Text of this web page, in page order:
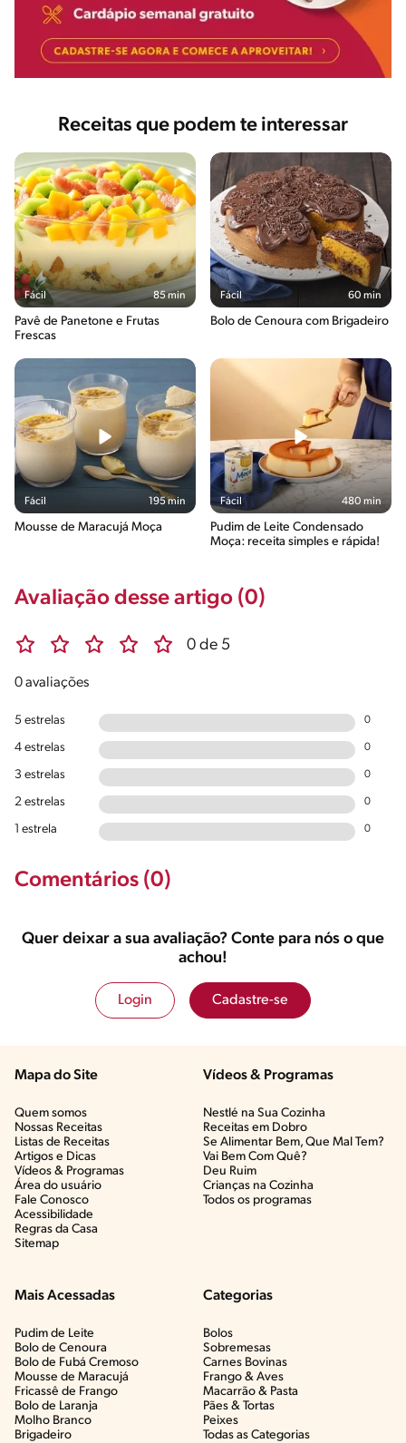
Receitas que podem te interessar
Fácil 85 min
Pavê de Panetone e Frutas
Frescas
Fácil 60 min
Bolo de Cenoura com Brigadeiro
Fácil 195 min
Mousse de Maracujá Moça
Fácil 480 min
Pudim de Leite Condensado
Moça: receita simples e rápida!
Avaliação desse artigo (0)
0 de 5
0 avaliações
5 estrelas 0
4 estrelas 0
3 estrelas 0
2 estrelas 0
1 estrela 0
Comentários (0)
Quer deixar a sua avaliação? Conte para nós o que
achou!
Login Cadastre-se
Mapa do Site
Quem somos
Nossas Receitas
Listas de Receitas​
Artigos e Dicas​
Vídeos & Programas​
Área do usuário
Fale Conosco
Acessibilidade
Regras da Casa
Sitemap
Vídeos & Programas​
Nestlé na Sua Cozinha
Receitas em Dobro
Se Alimentar Bem, Que Mal Tem?​
Vai Bem Com Quê?​
Deu Ruim​
Crianças na Cozinha​
Todos os programas
Mais Acessadas
Pudim de Leite
Bolo de Cenoura
Bolo de Fubá Cremoso
Mousse de Maracujá
Fricassê de Frango
Bolo de Laranja
Molho Branco
Brigadeiro
Categorias
Bolos
Sobremesas
Carnes Bovinas​
Frango & Aves​
Macarrão & Pasta​
Pães & Tortas​
Peixes
Todas as Categorias